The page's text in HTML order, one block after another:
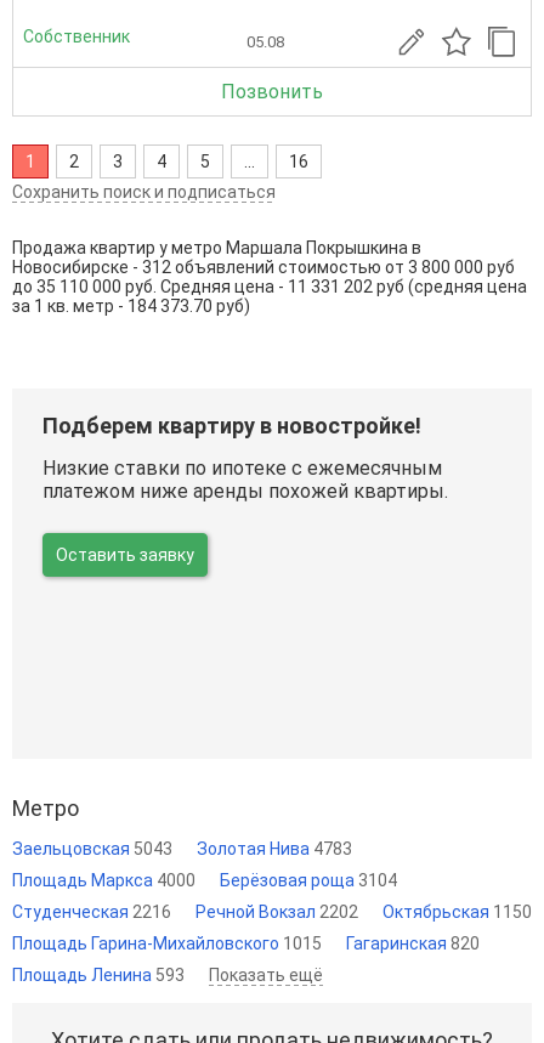
Собственник 05.08
Позвонить
1 2 3 4 5
16
Сохранить поиск и подписаться
Продажа квартир у метро Маршала Покрышкина в
Новосибирске - 312 объявлений стоимостью от 3 800 000 руб
до 35 110 000 руб. Средняя цена - 11 331 202 руб (средняя цена
за 1 кв. метр - 184 373.70 руб)
Подберем квартиру в новостройке!
Низкие ставки по ипотеке с ежемесячным
платежом ниже аренды похожей квартиры.
Оставить заявку
Метро
Заельцовская 5043 Золотая Нива 4783
Площадь Маркса 4000 Берёзовая роща 3104
Студенческая 2216 Речной Вокзал 2202 Октябрьская 1150
Площадь Гарина-Михайловского 1015 Гагаринская 820
Площадь Ленина 593 Показать ещё